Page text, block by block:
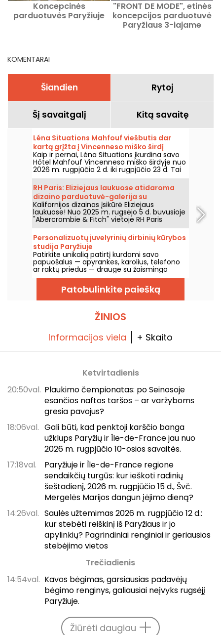
Koncepcinės
parduotuvės Paryžiuje
"FRONT DE MODE", etinės
koncepcijos parduotuvė
Paryžiaus 3-iajame
KOMENTARAI
Šiandien Rytoj
Šį savaitgalį Kitą savaitę
Léna Situations Mahfouf viešbutis dar
kartą grįžta į Vincenneso miško širdį
Kaip ir pernai, Léna Situations įkurdina savo
Hôtel Mahfouf Vincenneso miško širdyje nuo
2026 m. rugpjūčio 2 d. iki rugpjūčio 23 d. Tai
rami, vasariška erdvė, kurioje dera rugpjūčio
vlogai, apsipirkimas, vegetariški skanumynai
ir poilsis, su nostalgijos nata.
RH Paris: Eliziejaus laukuose atidaroma
dizaino parduotuvė-galerija su
restoranais ir stogu
Kalifornijos dizainas įsikūrė Eliziejaus
laukuose! Nuo 2025 m. rugsėjo 5 d. buvusioje
"Abercrombie & Fitch" vietoje RH Paris
atidarys savo pirmąją Prancūzijos galeriją,
kurioje stiklinis restoranas, stogas su 360°
vaizdu ir įtraukianti dizaino studija susilies su
objektų, artefaktų ir meno kūrinių kolekcija.
Tai kalifornietiškos prabangos šventovė,
kurioje permąstomas paryžietiško gyvenimo
menas.
Personalizuotų juvelyrinių dirbinių kūrybos
studija Paryžiuje
Patirkite unikalią patirtį kurdami savo
papuošalus — apyrankes, karolius, telefono
ar raktų priedus — drauge su žaismingo
Kawaii stiliaus atmosfera. Įsikūręs netoli
Triumfo arkos ir Eliziejaus laukų, „My Nice
Bracelet“ yra puiki dirbtuvių - parduotuvės
vieta, kurioje galima sukurti originalią
progą (mergvakę, gimtadienį) arba
suorganizuoti komandines veiklas. Taip pat
rasite dar vieną parduotuvę netoliese, prie
Luvre muziejaus.
Patobulinkite paiešką
ŽINIOS
Informacijos viela + Skaito
Ketvirtadienis
20:50val. Plaukimo čempionatas: po Seinosoje
esančios naftos taršos – ar varžyboms
gresia pavojus?
18:06val. Gali būti, kad penktoji karščio banga
užklups Paryžių ir Île-de-France jau nuo
2026 m. rugpjūčio 10-osios savaitės.
17:18val.
Paryžiuje ir Île-de-France regione
sendaikčių turgūs: kur ieškoti radinių
šeštadienį, 2026 m. rugpjūčio 15 d., Švč.
Mergelės Marijos dangun įėjimo dieną?
14:26val. Saulės užtemimas 2026 m. rugpjūčio 12 d.:
kur stebėti reiškinį iš Paryžiaus ir jo
apylinkių? Pagrindiniai renginiai ir geriausios
stebėjimo vietos
Trečiadienis
14:54val. Kavos bėgimas, garsiausias padavėjų
bėgimo renginys, galiausiai neįvyks rugsėjį
Paryžiuje.
Žiūrėti daugiau